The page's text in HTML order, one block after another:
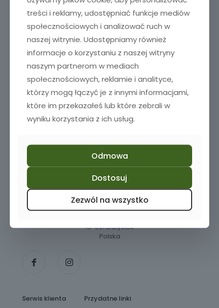
Słoik na ciastka z grawerem
Dodaj do koszyka
+48 510 980 782
15-501 Białystok
Polska
Serwis klienta Przydatne linki
treści i reklamy, udostępniać funkcje mediów
społecznościowych i analizować ruch w
naszej witrynie. Udostępniamy również
informacje o korzystaniu z naszej witryny
naszym partnerom w mediach
społecznościowych, reklamie i analityce,
którzy mogą łączyć je z innymi informacjami,
które im przekazałeś lub które zebrali w
wyniku korzystania z ich usług.
Odmowa
Dostosuj
Zezwól na wszystko